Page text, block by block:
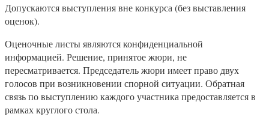
Допускаются выступления вне конкурса (без выставления
оценок).
Оценочные листы являются конфиденциальной
информацией. Решение, принятое жюри, не
пересматривается. Председатель жюри имеет право двух
голосов при возникновении спорной ситуации. Обратная
связь по выступлению каждого участника предоставляется в
рамках круглого стола.